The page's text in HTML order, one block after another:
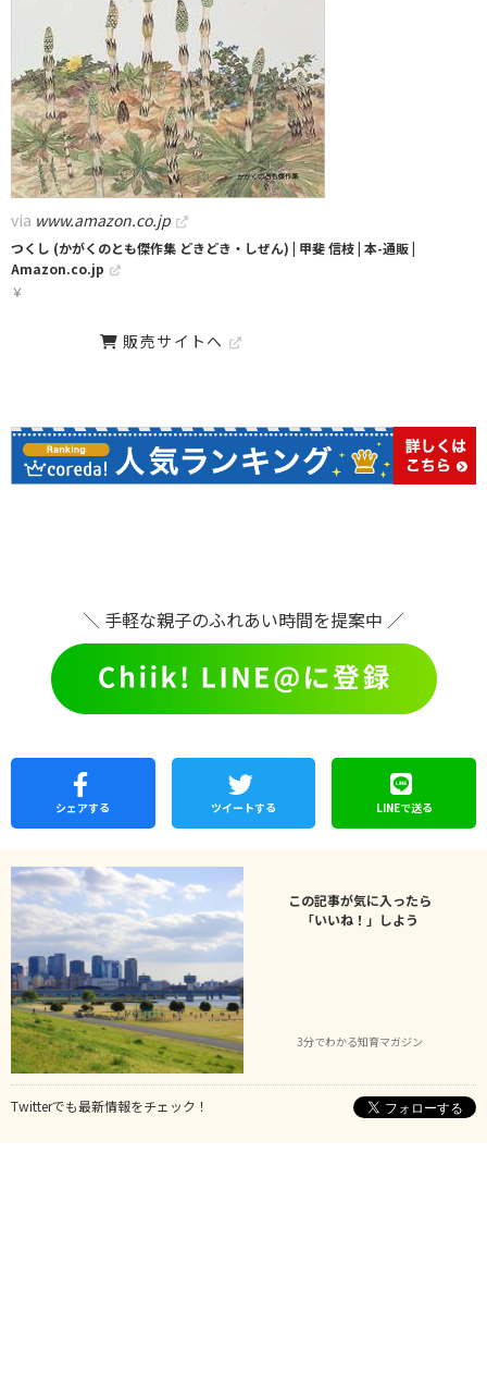
via www.amazon.co.jp
つくし (かがくのとも傑作集 どきどき・しぜん) | 甲斐 信枝 | 本-通販 |
Amazon.co.jp
￥
販売サイトへ
＼ 手軽な親子のふれあい時間を提案中 ／
シェアする ツイートする LINEで送る
この記事が気に入ったら
「いいね！」しよう
3分でわかる知育マガジン
Twitterでも最新情報をチェック！